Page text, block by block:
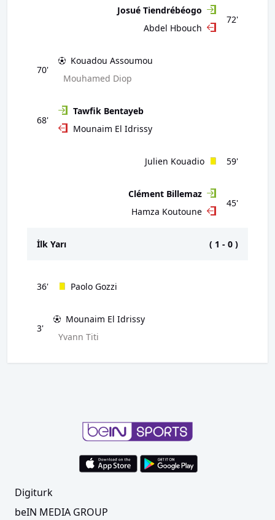
72'
Josué Tiendrébéogo
Abdel Hbouch
70'
Kouadou Assoumou
Mouhamed Diop
68'
Tawfik Bentayeb
Mounaim El Idrissy
59'
Julien Kouadio
45'
Clément Billemaz
Hamza Koutoune
İlk Yarı ( 1 - 0 )
36' Paolo Gozzi
3'
Mounaim El Idrissy
Yvann Titi
Digiturk
beIN MEDIA GROUP